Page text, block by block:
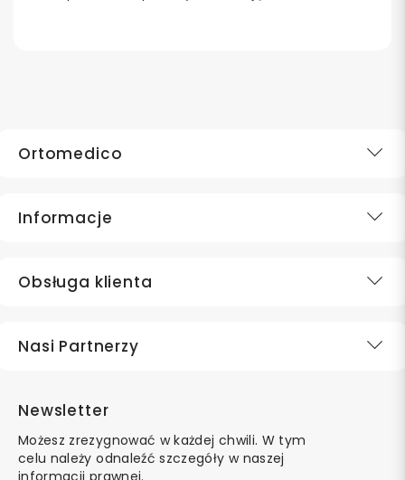
Ortomedico
Informacje
Obsługa klienta
Nasi Partnerzy
Newsletter
Możesz zrezygnować w każdej chwili. W tym
celu należy odnaleźć szczegóły w naszej